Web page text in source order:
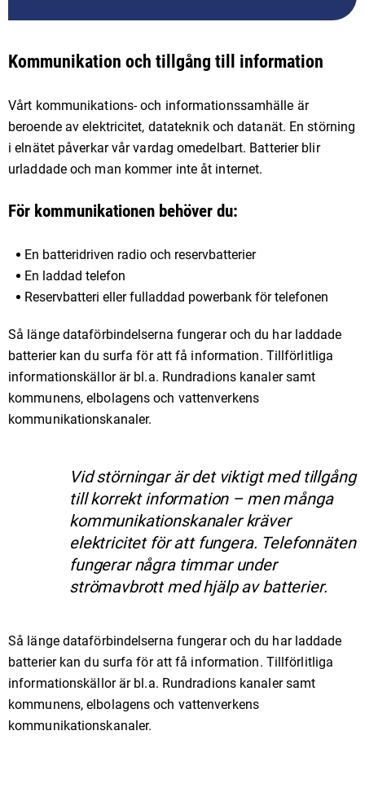
Kommunikation och tillgång till information
Vårt kommunikations- och informationssamhälle är
beroende av elektricitet, datateknik och datanät. En störning
i elnätet påverkar vår vardag omedelbart. Batterier blir
urladdade och man kommer inte åt internet.
För kommunikationen behöver du:
En batteridriven radio och reservbatterier
En laddad telefon
Reservbatteri eller fulladdad powerbank för telefonen
Så länge dataförbindelserna fungerar och du har laddade
batterier kan du surfa för att få information. Tillförlitliga
informationskällor är bl.a. Rundradions kanaler samt
kommunens, elbolagens och vattenverkens
kommunikationskanaler.
Vid störningar är det viktigt med tillgång
till korrekt information – men många
kommunikationskanaler kräver
elektricitet för att fungera. Telefonnäten
fungerar några timmar under
strömavbrott med hjälp av batterier.
Så länge dataförbindelserna fungerar och du har laddade
batterier kan du surfa för att få information. Tillförlitliga
informationskällor är bl.a. Rundradions kanaler samt
kommunens, elbolagens och vattenverkens
kommunikationskanaler.